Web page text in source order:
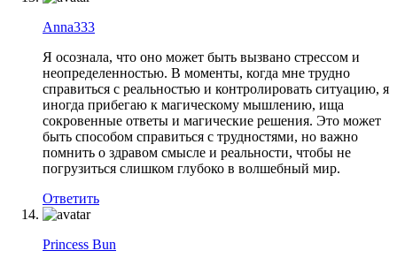
Anna333
Я осознала, что оно может быть вызвано стрессом и
неопределенностью. В моменты, когда мне трудно
справиться с реальностью и контролировать ситуацию, я
иногда прибегаю к магическому мышлению, ища
сокровенные ответы и магические решения. Это может
быть способом справиться с трудностями, но важно
помнить о здравом смысле и реальности, чтобы не
погрузиться слишком глубоко в волшебный мир.
Ответить
Princess Bun